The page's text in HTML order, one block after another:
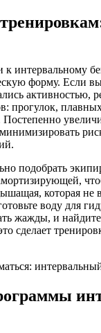
к интервальному
форму. Если
активностью,
прогулок,
подобрать
которая не
воду для
жажды, и
сделает